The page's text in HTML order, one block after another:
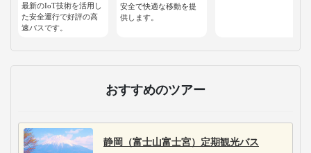
最新のIoT技術を活用し
た安全運行で好評の高
速バスです。
安全で快適な移動を提
供します。
おすすめのツアー
静岡（富士山富士宮）定期観光バス